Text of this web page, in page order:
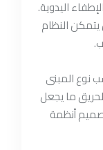
اليدوية.
النظام
نوع المبنى
ما يجعل
أنظمة